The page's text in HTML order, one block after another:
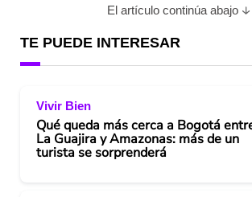
El artículo continúa abajo
TE PUEDE INTERESAR
Vivir Bien
Qué queda más cerca a Bogotá
La Guajira y Amazonas: más de un
turista se sorprenderá